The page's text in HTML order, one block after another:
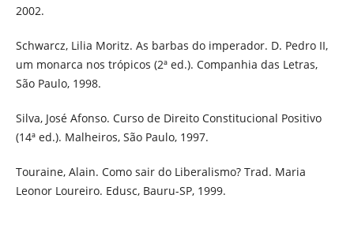
2002.
Schwarcz, Lilia Moritz. As barbas do imperador. D. Pedro II,
um monarca nos trópicos (2ª ed.). Companhia das Letras,
São Paulo, 1998.
Silva, José Afonso. Curso de Direito Constitucional Positivo
(14ª ed.). Malheiros, São Paulo, 1997.
Touraine, Alain. Como sair do Liberalismo? Trad. Maria
Leonor Loureiro. Edusc, Bauru-SP, 1999.